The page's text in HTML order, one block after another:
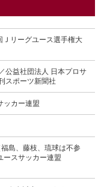
Ｊリーグユース選手権大
公益社団法人 日本プロサ
スポーツ新聞社
ッカー連盟
島、藤枝、琉球は不参
ースサッカー連盟